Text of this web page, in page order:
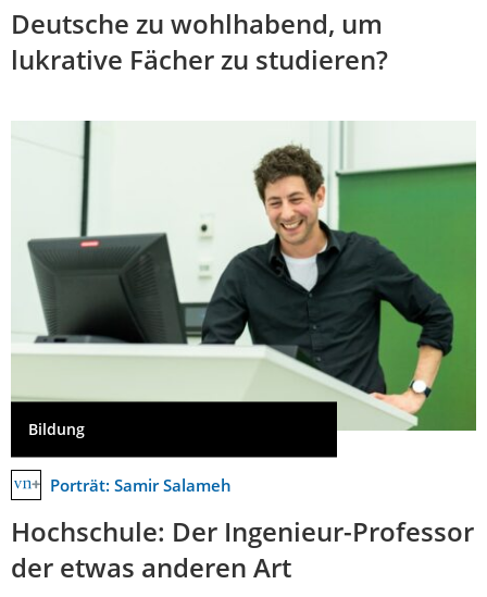
Deutsche zu wohlhabend, um
lukrative Fächer zu studieren?
Bildung
Porträt: Samir Salameh
Hochschule: Der Ingenieur-Professor
der etwas anderen Art